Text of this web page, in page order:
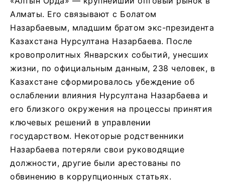
Алматы. Его связывают с Болатом
Назарбаевым, младшим братом экс-президента
Казахстана Нурсултана Назарбаева. После
кровопролитных Январских событий, унесших
жизни, по официальным данным, 238 человек, в
Казахстане сформировалось убеждение об
ослаблении влияния Нурсултана Назарбаева и
его близкого окружения на процессы принятия
ключевых решений в управлении
государством. Некоторые родственники
Назарбаева потеряли свои руководящие
должности, другие были арестованы по
обвинению в коррупционных статьях.